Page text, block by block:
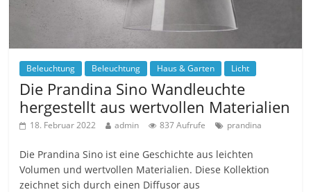
Beleuchtung Beleuchtung Haus & Garten Licht
Die Prandina Sino Wandleuchte
hergestellt aus wertvollen Materialien
18. Februar 2022 admin 837 Aufrufe prandina
Die Prandina Sino ist eine Geschichte aus leichten
Volumen und wertvollen Materialien. Diese Kollektion
zeichnet sich durch einen Diffusor aus